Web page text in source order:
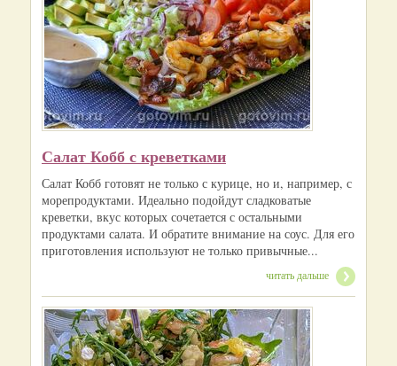
Салат Кобб с креветками
Салат Кобб готовят не только с курице, но и, например, с
морепродуктами. Идеально подойдут сладковатые
креветки, вкус которых сочетается с остальными
продуктами салата. И обратите внимание на соус. Для его
приготовления используют не только привычные...
читать дальше